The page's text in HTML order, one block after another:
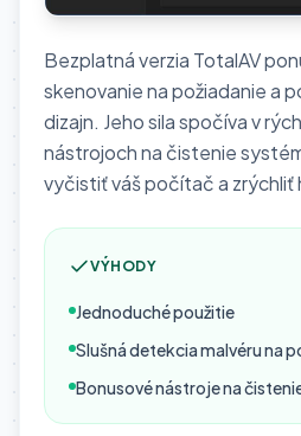
Bezplatná verzia TotalAV
skenovanie na požiadanie a
dizajn. Jeho sila spočíva v
nástrojoch na čistenie
vyčistiť váš počítač a zrýchliť
VÝHODY
Jednoduché použitie
Slušná detekcia malvéru na
Bonusové nástroje na